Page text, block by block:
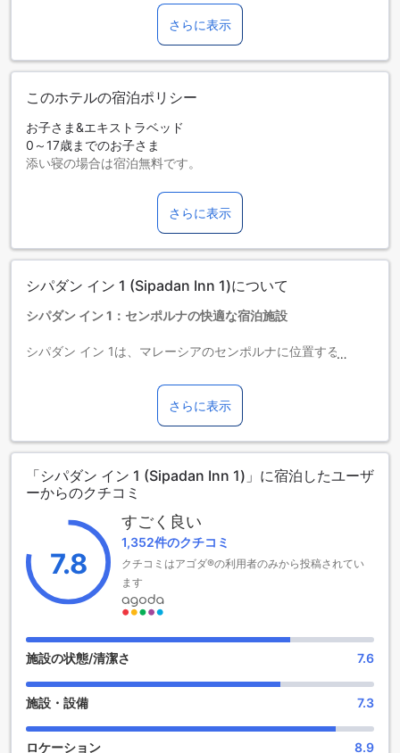
さらに表示
このホテルの宿泊ポリシー
お子さま&エキストラベッド
0～17歳までのお子さま
添い寝の場合は宿泊無料です。
ます。各ルームタイプ欄の記載をお確かめください。ルーム
タイプの欄にエキストラベッド追加のオプションが提示され
ていない場合は、エキストラベッドの追加はできません。
【ご注意】6部屋以上をご予約の場合は、異なるご予約条件や
さらに表示
シパダン イン 1 (Sipadan Inn 1)について
シパダン イン 1：センポルナの快適な宿泊施設
シパダン イン 1は、マレーシアのセンポルナに位置する3つ星
パダン イン 1は、60分で空港に到着することができ、交通の
便が良い立地にあります。また、27室の客室を提供してお
り、ゆったりとした空間でおくつろぎいただけます。ホテル
は2022年に最新のリノベーションを施されており、快適さと
新しさを兼ね備えた施設を提供しています。チェックインは
午後2時から可能であり、チェックアウトは正午までとなって
います。市内中心部からわずか0.1kmの距離に位置しており、
観光やショッピングにも便利です。また、シパダン イン 1で
は、0歳から17歳までのお子様が無料で宿泊することができま
すので、ファミリーでの滞在にも最適です。
リラックスとお土産のショッピングを楽しむシパダン イン 1
シパダン イン 1は、滞在中にリラックスやお土産のショッピ
ングを楽しむためのエンターテイメント施設を提供していま
す。まずは、マッサージ施設で疲れを癒してください。プロ
スを解消します。また、ギフト/お土産ショップでは、特産品
やお土産を購入することができます。地元の工芸品やおしゃ
れなアクセサリーなど、幅広い品揃えがあります。滞在中に
大切な人へのプレゼントを見つけることもできます。シパダ
さらに表示
「シパダン イン 1 (Sipadan Inn 1)」に宿泊したユーザ
ーからのクチコミ
7.8
すごく良い
1,352件のクチコミ
クチコミはアゴダ®の利用者のみから投稿されてい
ます
施設の状態/清潔さ 7.6
施設・設備 7.3
ロケーション 8.9